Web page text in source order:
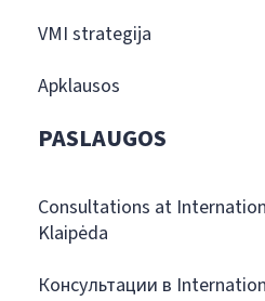
VMI strategija
Apklausos
PASLAUGOS
Consultations at
Klaipėda
Консультации в